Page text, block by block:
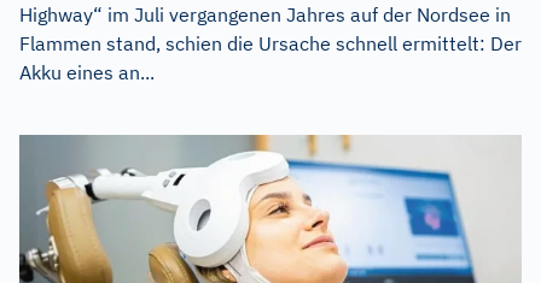
Highway“ im Juli vergangenen Jahres auf der Nordsee in
Flammen stand, schien die Ursache schnell ermittelt: Der
Akku eines an...